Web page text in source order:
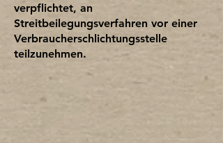
verpflichtet, an
Streitbeilegungsverfahren vor einer
Verbraucherschlichtungsstelle
teilzunehmen.